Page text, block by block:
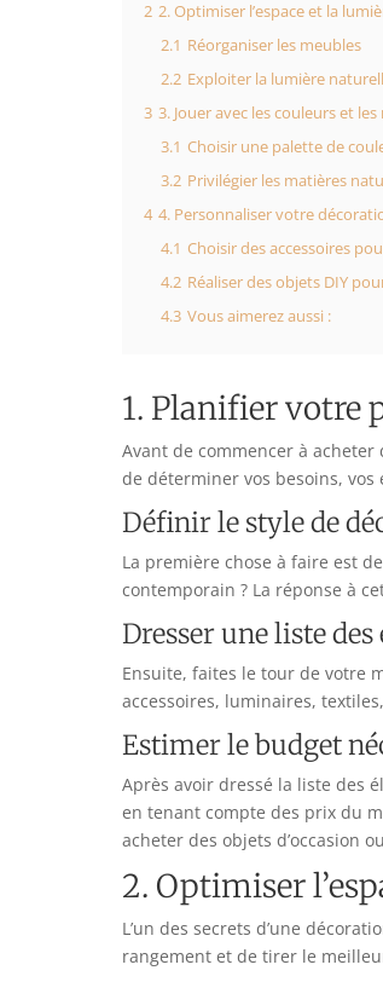
2 2. Optimiser l’espace et la
2.1 Réorganiser les meubles
2.2 Exploiter la lumière
3 3. Jouer avec les couleurs et
3.1 Choisir une palette de
3.2 Privilégier les matières
4 4. Personnaliser votre
4.1 Choisir des accessoires
4.2 Réaliser des objets DIY
4.3 Vous aimerez aussi :
1. Planifier votre
Avant de commencer à
de déterminer vos besoins,
Définir le style de
La première chose à faire est
contemporain ? La réponse à
Dresser une liste
Ensuite, faites le tour de votre
accessoires, luminaires,
Estimer le budget
Après avoir dressé la liste des
en tenant compte des prix du
acheter des objets d’occasion
2. Optimiser
L’un des secrets d’une
rangement et de tirer le